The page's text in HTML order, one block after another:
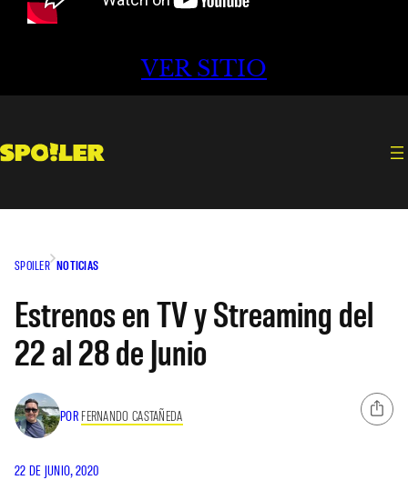
VER SITIO
SPOILER NOTICIAS
Estrenos en TV y Streaming del
22 al 28 de Junio
POR FERNANDO CASTAÑEDA
22 DE JUNIO, 2020